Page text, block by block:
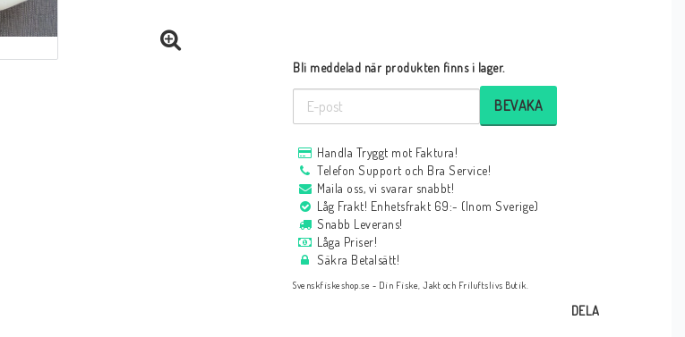
Bli meddelad när produkten finns i lager.
BEVAKA
Handla Tryggt mot Faktura!
Telefon Support och Bra Service!
Maila oss, vi svarar snabbt!
Låg Frakt! Enhetsfrakt 69:- (Inom Sverige)
Snabb Leverans!
Låga Priser!
Säkra Betalsätt!
Svenskfiskeshop.se - Din Fiske, Jakt och Friluftslivs Butik.
DELA